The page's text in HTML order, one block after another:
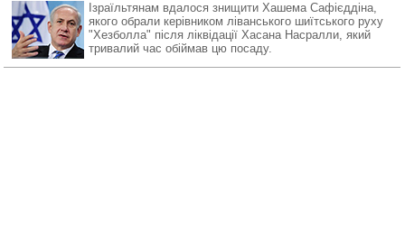
Ізраїльтянам вдалося знищити Хашема Сафієддіна,
якого обрали керівником ліванського шиїтського руху
"Хезболла" після ліквідації Хасана Насралли, який
тривалий час обіймав цю посаду.